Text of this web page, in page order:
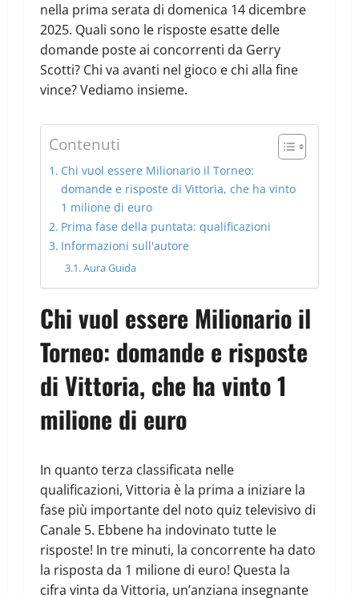
nella prima serata di domenica 14 dicembre
2025. Quali sono le risposte esatte delle
domande poste ai concorrenti da Gerry
Scotti? Chi va avanti nel gioco e chi alla fine
vince? Vediamo insieme.
Contenuti
Chi vuol essere Milionario il Torneo:
domande e risposte di Vittoria, che ha vinto
1 milione di euro
Prima fase della puntata: qualificazioni
Informazioni sull'autore
Aura Guida
Chi vuol essere Milionario il
Torneo: domande e risposte
di Vittoria, che ha vinto 1
milione di euro
In quanto terza classificata nelle
qualificazioni, Vittoria è la prima a iniziare la
fase più importante del noto quiz televisivo di
Canale 5. Ebbene ha indovinato tutte le
risposte! In tre minuti, la concorrente ha dato
la risposta da 1 milione di euro! Questa la
cifra vinta da Vittoria, un’anziana insegnante